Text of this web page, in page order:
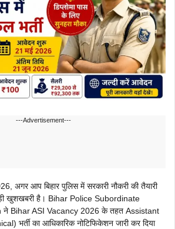
---Advertisement---
अगर आप बिहार पुलिस में सरकारी नौकरी की तैयारी
खुशखबरी है। Bihar Police Subordinate
Bihar ASI Vacancy 2026 के तहत Assistant
भर्ती का आधिकारिक नोटिफिकेशन जारी कर दिया